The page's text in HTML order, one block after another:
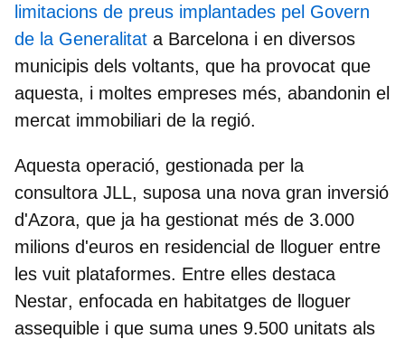
limitacions de preus implantades pel Govern
de la Generalitat a Barcelona i en diversos
municipis dels voltants, que ha provocat que
aquesta, i moltes empreses més, abandonin el
mercat immobiliari de la regió.
Aquesta operació, gestionada per la
consultora JLL, suposa una nova gran inversió
d'Azora, que ja ha gestionat més de 3.000
milions d'euros en residencial de lloguer entre
les vuit plataformes. Entre elles destaca
Nestar, enfocada en habitatges de lloguer
assequible i que suma unes 9.500 unitats als